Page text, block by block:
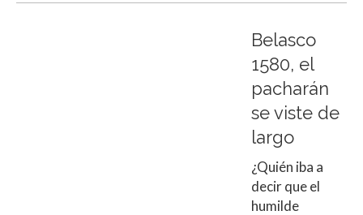
Belasco
1580, el
pacharán
se viste de
largo
¿Quién iba a
decir que el
humilde